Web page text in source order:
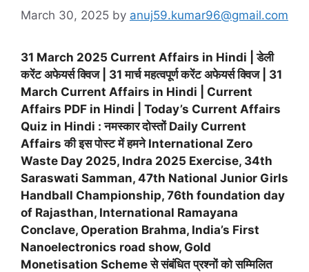
March 30, 2025 by anuj59.kumar96@gmail.com
31 March 2025 Current Affairs in Hindi | डेली
करेंट अफेयर्स क्विज | 31 मार्च महत्वपूर्ण करेंट अफेयर्स क्विज | 31
March Current Affairs in Hindi | Current
Affairs PDF in Hindi | Today’s Current Affairs
Quiz in Hindi : नमस्कार दोस्तों Daily Current
Affairs की इस पोस्ट में हमने International Zero
Waste Day 2025, Indra 2025 Exercise, 34th
Saraswati Samman, 47th National Junior Girls
Handball Championship, 76th foundation day
of Rajasthan, International Ramayana
Conclave, Operation Brahma, India’s First
Nanoelectronics road show, Gold
Monetisation Scheme से संबंधित प्रश्नों को सम्मिलित